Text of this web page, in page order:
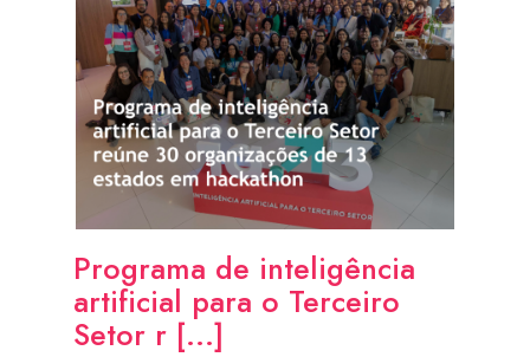
Programa de inteligência
artificial para o Terceiro
Setor r [...]